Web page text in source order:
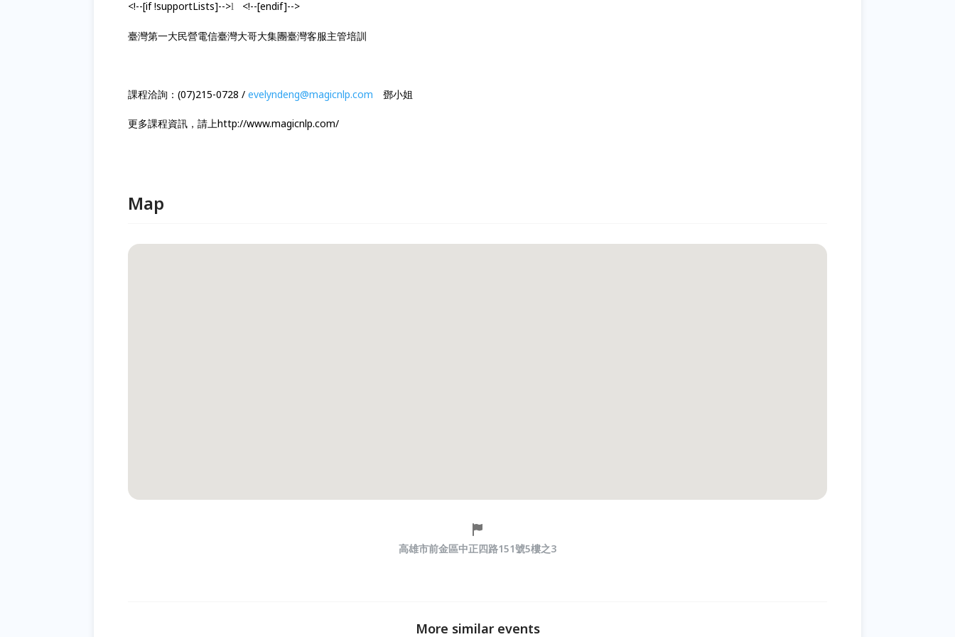
<!--[if !supportLists]-->l <!--[endif]-->
臺灣第一大民營電信臺灣大哥大集團臺灣客服主管培訓
課程洽詢：(07)215-0728 / evelyndeng@magicnlp.com 鄧小姐
更多課程資訊，請上http://www.magicnlp.com/
Map
高雄市前金區中正四路151號5樓之3
More similar events